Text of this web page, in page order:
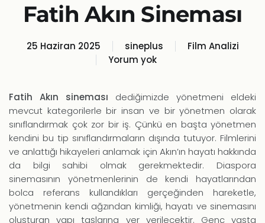
Fatih Akın Sineması
25 Haziran 2025 sineplus
Film Analizi
Yorum yok
Fatih
Sineması
Fatih Akın sineması dediğimizde yönetmeni eldeki
mevcut kategorilerle bir insan ve bir yönetmen olarak
sınıflandırmak çok zor bir iş. Çünkü en başta yönetmen
kendini bu tip sınıflandırmaların dışında tutuyor. Filmlerini
ve anlattığı hikayeleri anlamak için Akın’ın hayatı hakkında
da bilgi sahibi olmak gerekmektedir. Diaspora
sinemasının yönetmenlerinin de kendi hayatlarından
bolca referans kullandıkları gerçeğinden hareketle,
yönetmenin kendi ağzından kimliği, hayatı ve sinemasını
oluşturan yapı taşlarına yer verilecektir. Genç yaşta